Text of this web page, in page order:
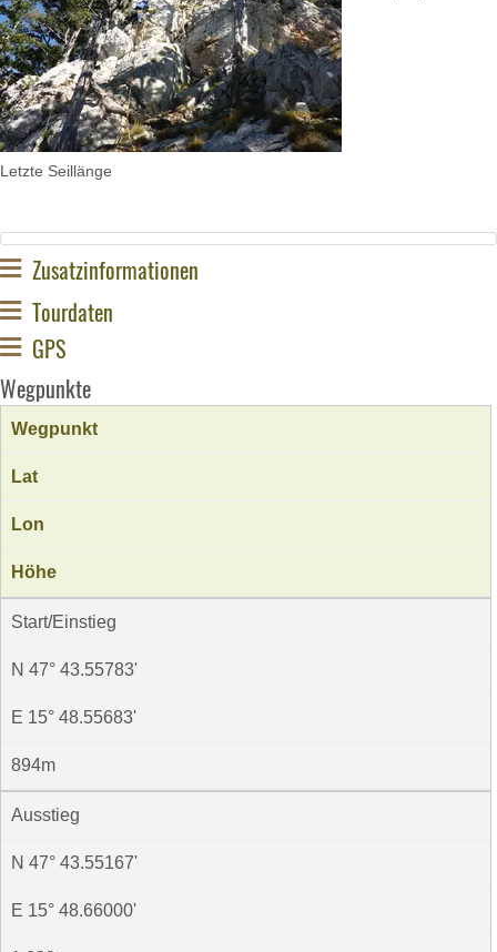
Letzte Seillänge
Zusatzinformationen
Tourdaten
GPS
Wegpunkte
Wegpunkt
Lat
Lon
Höhe
Start/Einstieg
N 47° 43.55783'
E 15° 48.55683'
894m
Ausstieg
N 47° 43.55167'
E 15° 48.66000'